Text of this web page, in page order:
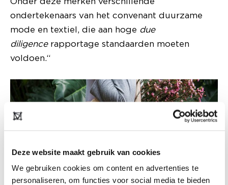
Deze website maakt gebruik van cookies
We gebruiken cookies om content en advertenties te
personaliseren, om functies voor social media te bieden
ondertekenaars van het convenant duurzame
mode en textiel, die aan hoge due
diligencerapportage standaarden moeten
voldoen.“